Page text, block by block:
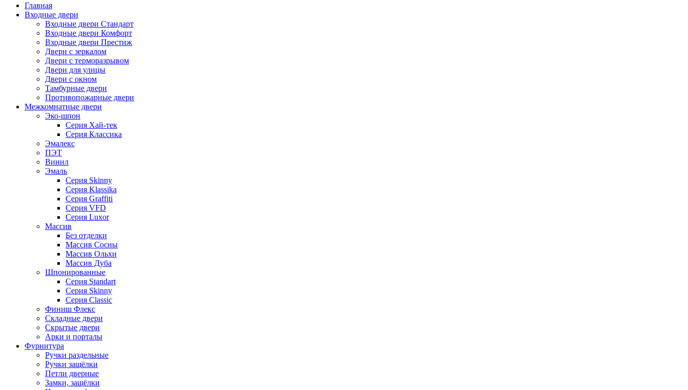
Главная
Входные двери
Входные двери Стандарт
Входные двери Комфорт
Входные двери Престиж
Двери с зеркалом
Двери с терморазрывом
Двери для улицы
Двери с окном
Тамбурные двери
Противопожарные двери
Межкомнатные двери
Эко-шпон
Серия Хай-тек
Серия Классика
Эмалекс
ПЭТ
Винил
Эмаль
Серия Skinny
Серия Klassika
Серия Graffiti
Серия VFD
Серия Luxor
Массив
Без отделки
Массив Сосны
Массив Ольхи
Массив Дуба
Шпонированные
Серия Standart
Серия Skinny
Серия Classic
Финиш Флекс
Складные двери
Скрытые двери
Арки и порталы
Фурнитура
Ручки раздельные
Ручки защёлки
Петли дверные
Замки, защёлки